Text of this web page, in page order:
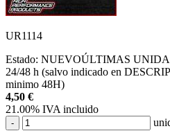
UR1114
Estado: NUEVOÚLTIMAS
24/48 h (salvo indicado en
minimo 48H)
4,50 €
21.00% IVA incluido
-